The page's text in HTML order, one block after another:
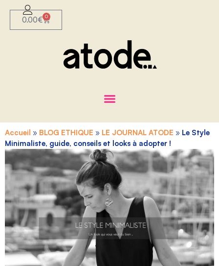
0.00€ 0
Accueil » BLOG ETHIQUE » LE JOURNAL ATODE » Le Style
Minimaliste, guide, conseils et looks à adopter !